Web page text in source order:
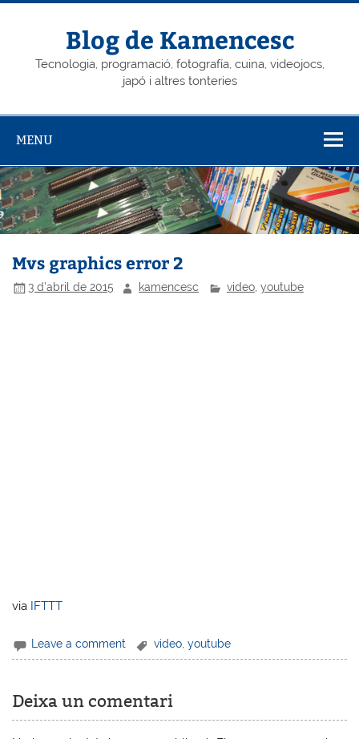
Skip
Blog de Kamencesc
Tecnologia, programació, fotografía, cuina, videojocs,
japó i altres tonteries
MENU
Mvs graphics error 2
3 d'abril de 2015 kamencesc video, youtube
via IFTTT
Leave a comment video,youtube
Deixa un comentari